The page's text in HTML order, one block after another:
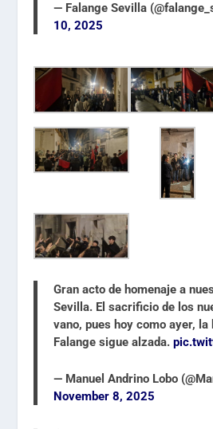
— Falange Sevilla
10, 2025
Gran acto de homenaje a
Sevilla. El sacrificio de los
vano, pues hoy como ayer, la
Falange sigue alzada.
— Manuel Andrino Lobo
November 8, 2025